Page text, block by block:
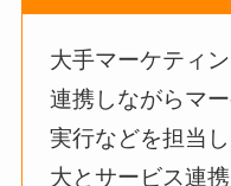
大手マーケティ
連携しながらマ
実行などを担当
大とサービス連